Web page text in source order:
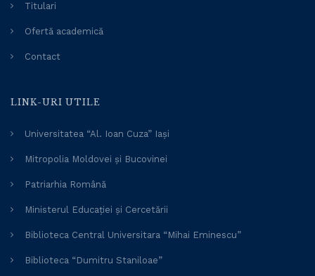
Titulari
Ofertă academică
Contact
LINK-URI UTILE
Universitatea “Al. Ioan Cuza” Iași
Mitropolia Moldovei și Bucovinei
Patriarhia Română
Ministerul Educației și Cercetării
Biblioteca Central Universitara “Mihai Eminescu”
Biblioteca “Dumitru Staniloae”